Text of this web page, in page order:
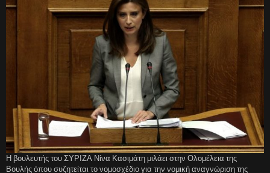
Η βουλευτής του ΣΥΡΙΖΑ Νίνα Κασιμάτη μιλάει στην Ολομέλεια της
Βουλής όπου συζητείται το νομοσχέδιο για την νομική αναγνώριση της